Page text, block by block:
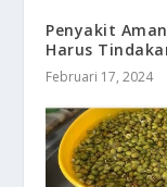
Penyakit
Harus
Februari 17, 2024